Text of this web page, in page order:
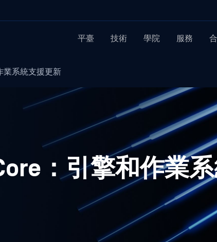
平臺 技術 學院 服務
業系統支援更新
：引擎和作業